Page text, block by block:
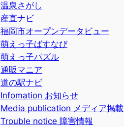
温泉さがし
産直ナビ
福岡市オープンデータビュー
萌えっ子ばすなび
萌えっ子パズル
通販マニア
道の駅ナビ
Infomation お知らせ
Media publication メディア掲載
Trouble notice 障害情報